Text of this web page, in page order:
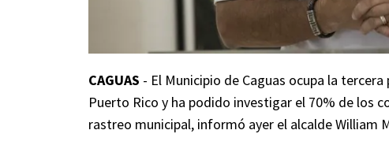
CAGUAS - El Municipio de Caguas ocupa la
Puerto Rico y ha podido investigar el 70% de los
rastreo municipal, informó ayer el alcalde William